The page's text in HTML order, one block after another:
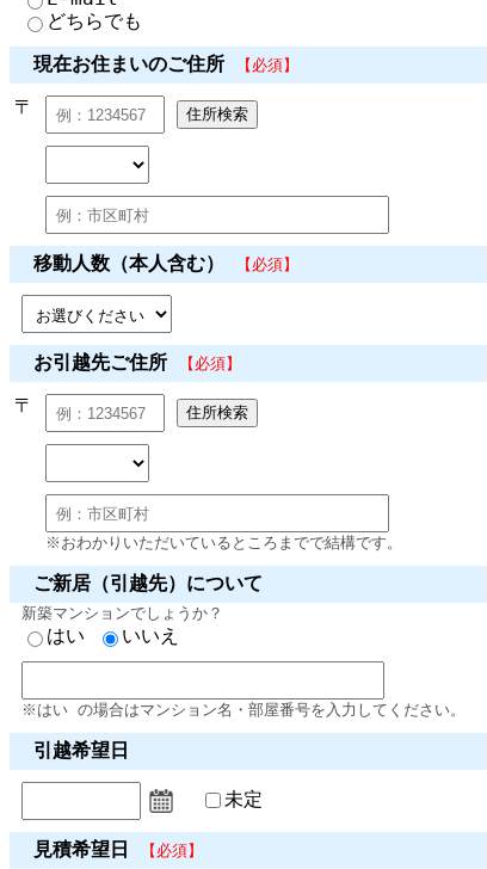
どちらでも
現在お住まいのご住所
【必須】
〒
移動人数（本人含む） 【必須】
お引越先ご住所 【必須】
〒
※おわかりいただいているところまでで結構です。
ご新居（引越先）について
新築マンションでしょうか？
はい いいえ
※はい の場合はマンション名・部屋番号を入力してください。
引越希望日
未定
見積希望日 【必須】